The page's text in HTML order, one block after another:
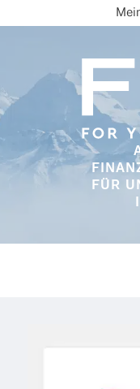
to
FÜR